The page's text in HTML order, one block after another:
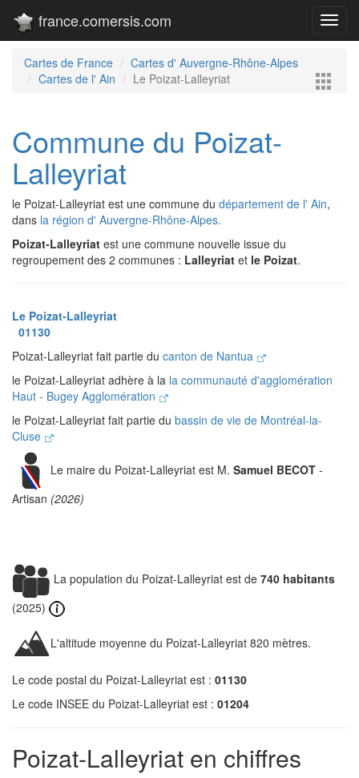
france.comersis.com
Cartes de France
Cartes d' Auvergne-Rhône-Alpes
Cartes de l' Ain
Le Poizat-Lalleyriat
Commune du Poizat-
Lalleyriat
le Poizat-Lalleyriat est une commune du département de l' Ain,
dans la région d' Auvergne-Rhône-Alpes.
Poizat-Lalleyriat est une commune nouvelle issue du
regroupement des 2 communes : Lalleyriat et le Poizat.
Le Poizat-Lalleyriat
01130
Poizat-Lalleyriat fait partie du canton de Nantua
le Poizat-Lalleyriat adhère à la la communauté d'agglomération
Haut - Bugey Agglomération
le Poizat-Lalleyriat fait partie du bassin de vie de Montréal-la-
Cluse
Le maire du Poizat-Lalleyriat est M. Samuel BECOT -
Artisan (2026)
La population du Poizat-Lalleyriat est de 740 habitants
(2025)
L'altitude moyenne du Poizat-Lalleyriat 820 mètres.
Le code postal du Poizat-Lalleyriat est : 01130
Le code INSEE du Poizat-Lalleyriat est : 01204
Poizat-Lalleyriat en chiffres